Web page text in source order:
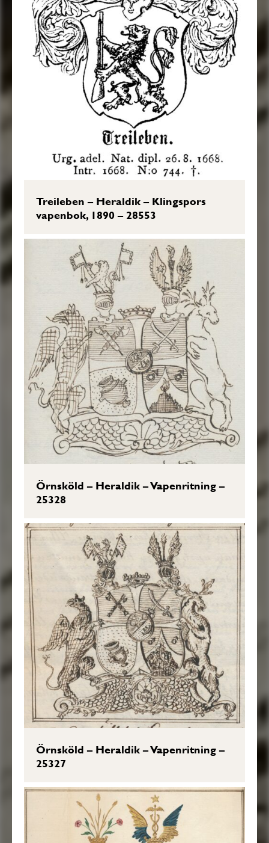
Treileben – Heraldik – Klingspors
vapenbok, 1890 – 28553
Örnsköld – Heraldik – Vapenritning –
25328
Örnsköld – Heraldik – Vapenritning –
25327